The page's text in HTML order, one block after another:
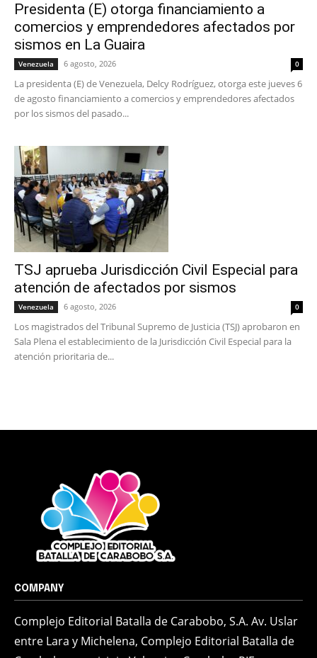
Presidenta (E) otorga financiamiento a
comercios y emprendedores afectados por
sismos en La Guaira
Venezuela 6 agosto, 2026 0
La presidenta (E) de Venezuela, Delcy Rodríguez, otorga este jueves 6
de agosto financiamiento a comercios y emprendedores afectados
por los sismos del pasado...
TSJ aprueba Jurisdicción Civil Especial para
atención de afectados por sismos
Venezuela 6 agosto, 2026 0
Los magistrados del Tribunal Supremo de Justicia (TSJ) aprobaron en
Sala Plena el establecimiento de la Jurisdicción Civil Especial para la
atención prioritaria de...
COMPANY
Complejo Editorial Batalla de Carabobo, S.A. Av. Uslar
entre Lara y Michelena, Complejo Editorial Batalla de